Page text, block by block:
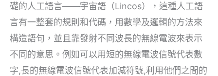
礎的人工語言——宇宙語（Lincos），這種人工語
言有一整套的規則和代碼，用數學及邏輯的方法來
構造語句，並且靠發射不同波長的無線電波來表示
不同的意思。例如可以用短的無線電波信號代表數
字,長的無線電波信號代表加減符號,利用他們之間的